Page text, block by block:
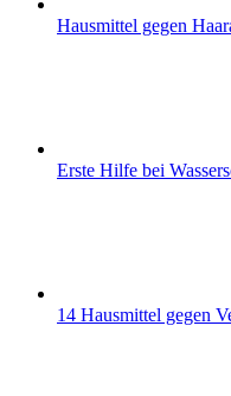
Hausmittel gegen
Erste Hilfe bei
14 Hausmittel gegen